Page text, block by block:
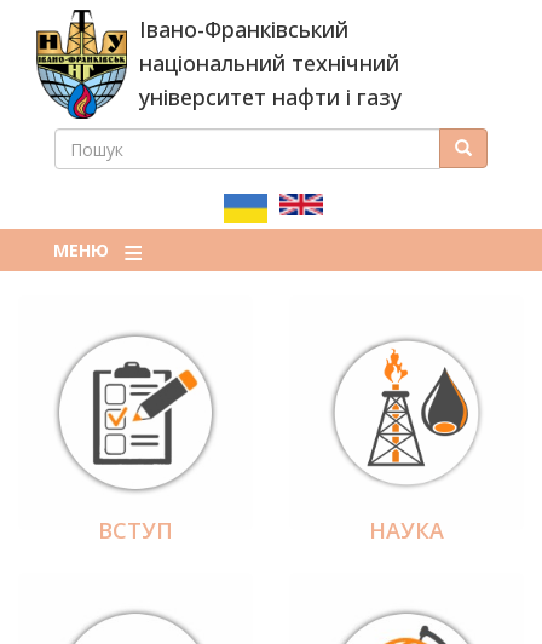
основного
вмісту
Івано-Франківський
національний технічний
університет нафти і газу
ПОШУКОВА
ПОШУК Пошук
МЕНЮ
ВСТУП НАУКА